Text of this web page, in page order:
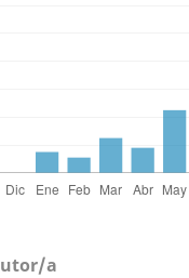
a